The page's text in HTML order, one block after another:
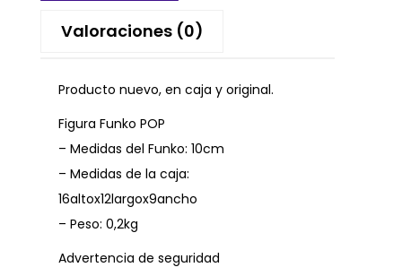
Valoraciones (0)
Producto nuevo, en caja y original.
Figura Funko POP
– Medidas del Funko: 10cm
– Medidas de la caja:
16altox12largox9ancho
– Peso: 0,2kg
Advertencia de seguridad